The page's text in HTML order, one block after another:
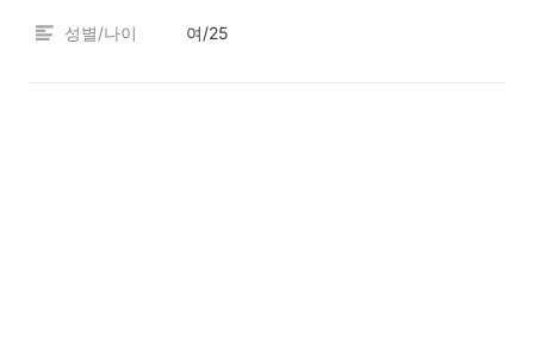
성별/나이 여/25